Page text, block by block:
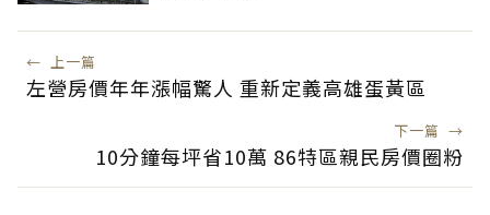
← 上一篇
左營房價年年漲幅驚人 重新定義高雄蛋黃區
下一篇 →
10分鐘每坪省10萬 86特區親民房價圈粉